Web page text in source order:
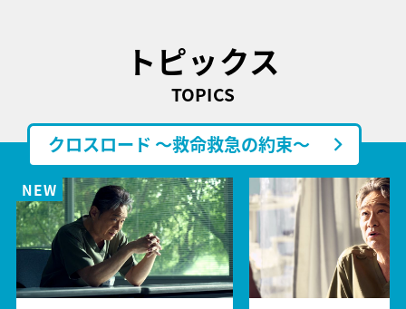
トピックス
TOPICS
クロスロード ～救命救急の約束～